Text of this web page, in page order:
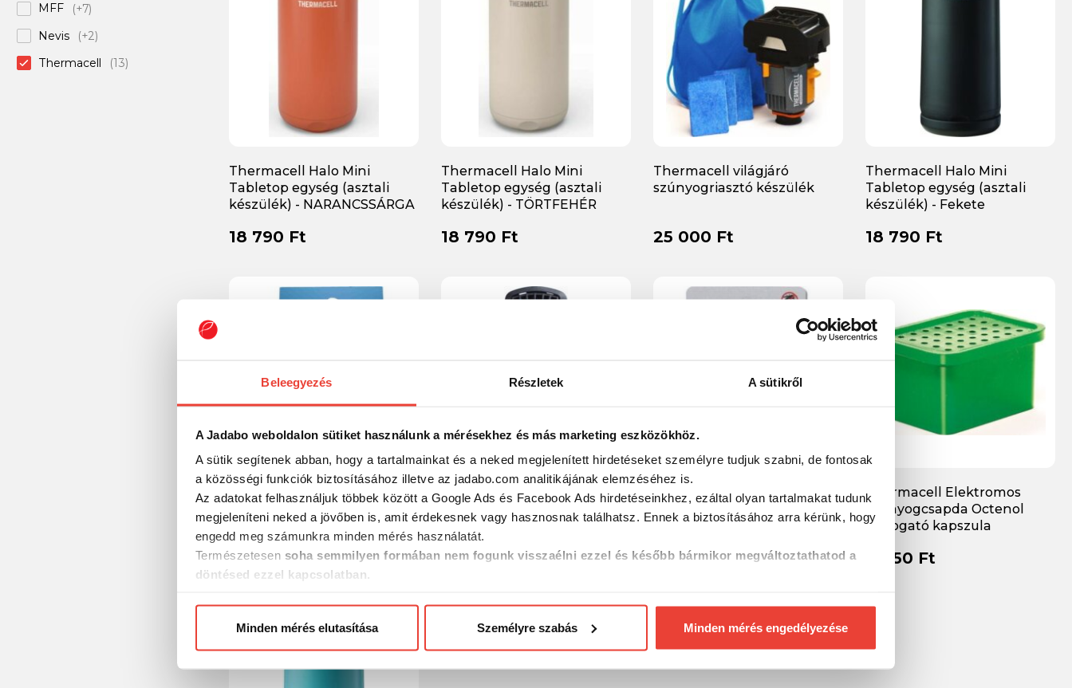
Beleegyezés Részletek A sütikről
A Jadabo weboldalon sütiket használunk a mérésekhez és más marketing eszközökhöz.
A sütik segítenek abban, hogy a tartalmainkat és a neked megjelenített hirdetéseket személyre tudjuk szabni, de fontosak
a közösségi funkciók biztosításához illetve az jadabo.com analitikájának elemzéséhez is.
Az adatokat felhasználjuk többek között a Google Ads és Facebook Ads hirdetéseinkhez, ezáltal olyan tartalmakat tudunk
megjeleníteni neked a jövőben is, amit érdekesnek vagy hasznosnak találhatsz. Ennek a biztosításához arra kérünk, hogy
engedd meg számunkra minden mérés használatát.
Természetesen soha semmilyen formában nem fogunk visszaélni ezzel és később bármikor megváltoztathatod a
döntésed ezzel kapcsolatban.
Minden mérés elutasítása Személyre szabás Minden mérés engedélyezése
MFF
(+7)
Nevis
(+2)
Thermacell
(13)
Thermacell Halo Mini
Tabletop egység (asztali
készülék) - NARANCSSÁRGA
18 790 Ft
Thermacell Halo Mini
Tabletop egység (asztali
készülék) - TÖRTFEHÉR
18 790 Ft
Thermacell világjáró
szúnyogriasztó készülék
25 000 Ft
Thermacell Halo Mini
Tabletop egység (asztali
készülék) - Fekete
18 790 Ft
Thermacell - Butángáz
Utántöltő Patron 4 db
9 050 Ft
Thermacell szúnyogriasztó
készülék - Fekete
18 490 Ft
Thermacell M-48
Backpacker "világjáró" 48
órás utántöltő lapka
9 750 Ft
Thermacell Elektromos
szúnyogcsapda Octenol
csalogató kapszula
4 450 Ft